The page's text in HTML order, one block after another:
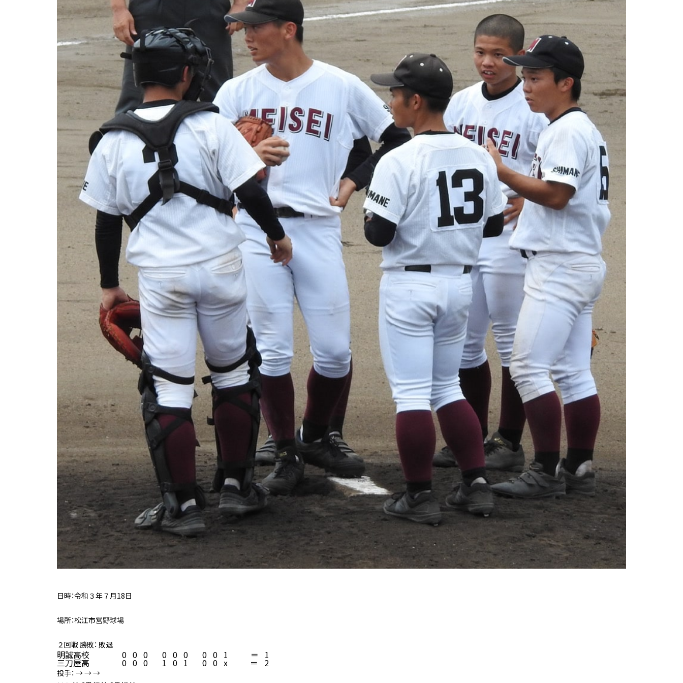
日時：令和３年７月18日
場所：松江市営野球場
２回戦 勝敗： 敗退
明誠高校                0   0   0       0   0   0       0   0   1           ＝   1
三刀屋高                0   0   0       1   0   1       0   0   x           ＝   2
投手： → → →